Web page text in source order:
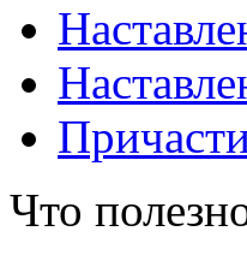
Что